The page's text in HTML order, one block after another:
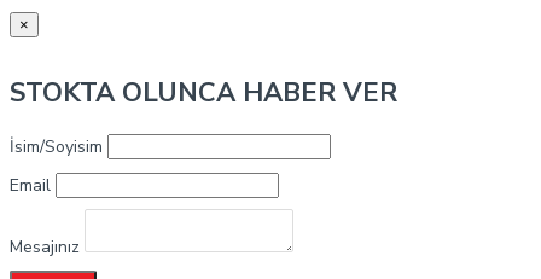
×
STOKTA OLUNCA HABER VER
İsim/Soyisim
Email
Mesajınız